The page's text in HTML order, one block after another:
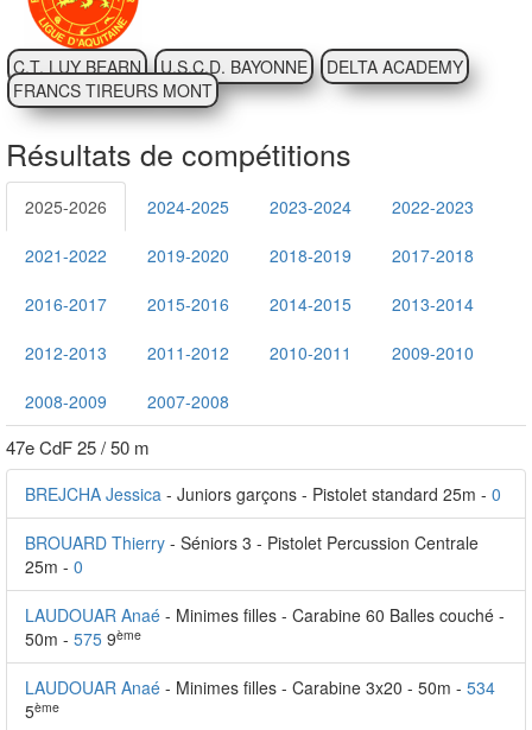
C.T. LUY BEARN U.S.C.D. BAYONNE
DELTA ACADEMY
FRANCS TIREURS MONT
Résultats de compétitions
2025-2026 2024-2025 2023-2024 2022-2023
2021-2022 2019-2020 2018-2019 2017-2018
2016-2017 2015-2016 2014-2015 2013-2014
2012-2013 2011-2012 2010-2011 2009-2010
2008-2009 2007-2008
47e CdF 25 / 50 m
BREJCHA Jessica - Juniors garçons - Pistolet standard 25m - 0
BROUARD Thierry - Séniors 3 - Pistolet Percussion Centrale
25m - 0
LAUDOUAR Anaé - Minimes filles - Carabine 60 Balles couché -
50m - 575 9ème
LAUDOUAR Anaé - Minimes filles - Carabine 3x20 - 50m - 534
5ème